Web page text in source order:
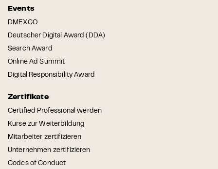
Events
DMEXCO
Deutscher Digital Award (DDA)
Search Award
Online Ad Summit
Digital Responsibility Award
Zertifikate
Certified Professional werden
Kurse zur Weiterbildung
Mitarbeiter zertifizieren
Unternehmen zertifizieren
Codes of Conduct